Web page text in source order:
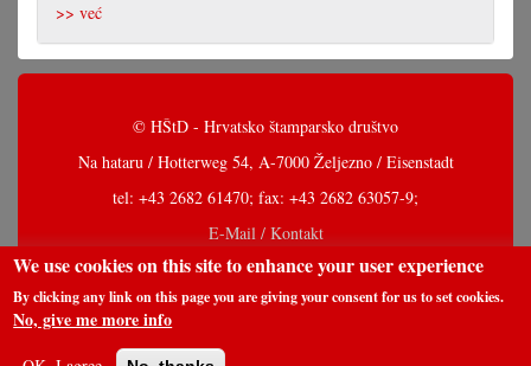
>> već
© HŠtD - Hrvatsko štamparsko društvo
Na hataru / Hotterweg 54, A-7000 Željezno / Eisenstadt
tel: +43 2682 61470; fax: +43 2682 63057-9;
E-Mail / Kontakt
We use cookies on this site to enhance your user experience
By clicking any link on this page you are giving your consent for us to set cookies.
No, give me more info